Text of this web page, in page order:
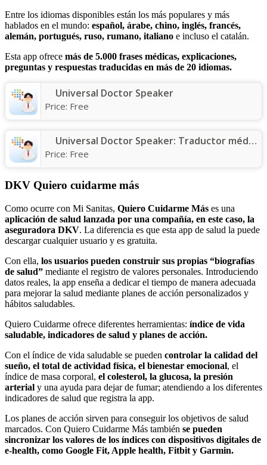
Entre los idiomas disponibles están los más populares y más
hablados en el mundo: español, árabe, chino, inglés, francés,
alemán, portugués, ruso, rumano, italiano e incluso el catalán.
Esta app ofrece más de 5.000 frases médicas, explicaciones,
preguntas y respuestas traducidas en más de 20 idiomas.
Universal Doctor Speaker
Price: Free
Universal Doctor Speaker: Traductor médico con a udio
Price: Free
DKV Quiero cuidarme más
Como ocurre con Mi Sanitas, Quiero Cuidarme Más es una
aplicación de salud lanzada por una compañía, en este caso, la
aseguradora DKV. La diferencia es que esta app de salud la puede
descargar cualquier usuario y es gratuita.
Con ella, los usuarios pueden construir sus propias “biografías
de salud” mediante el registro de valores personales. Introduciendo
datos reales, la app enseña a dedicar el tiempo de manera adecuada
para mejorar la salud mediante planes de acción personalizados y
hábitos saludables.
Quiero Cuidarme ofrece diferentes herramientas: índice de vida
saludable, indicadores de salud y planes de acción.
Con el índice de vida saludable se pueden controlar la calidad del
sueño, el total de actividad física, el bienestar emocional, el
índice de masa corporal, el colesterol, la glucosa, la presión
arterial y una ayuda para dejar de fumar; atendiendo a los diferentes
indicadores de salud que registra la app.
Los planes de acción sirven para conseguir los objetivos de salud
marcados. Con Quiero Cuidarme Más también se pueden
sincronizar los valores de los índices con dispositivos digitales de
e-health, como Google Fit, Apple health, Fitbit y Garmin.